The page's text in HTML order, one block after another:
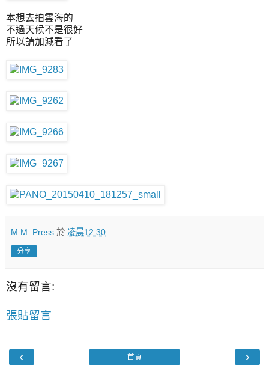
本想去拍雲海的
不過天候不是很好
所以請加減看了
M.M. Press 於 凌晨12:30
分享
沒有留言:
張貼留言
‹ ›
首頁